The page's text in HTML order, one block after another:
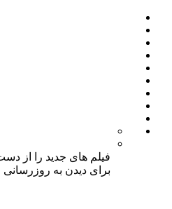
فیلم های جدید را از
برای دیدن به